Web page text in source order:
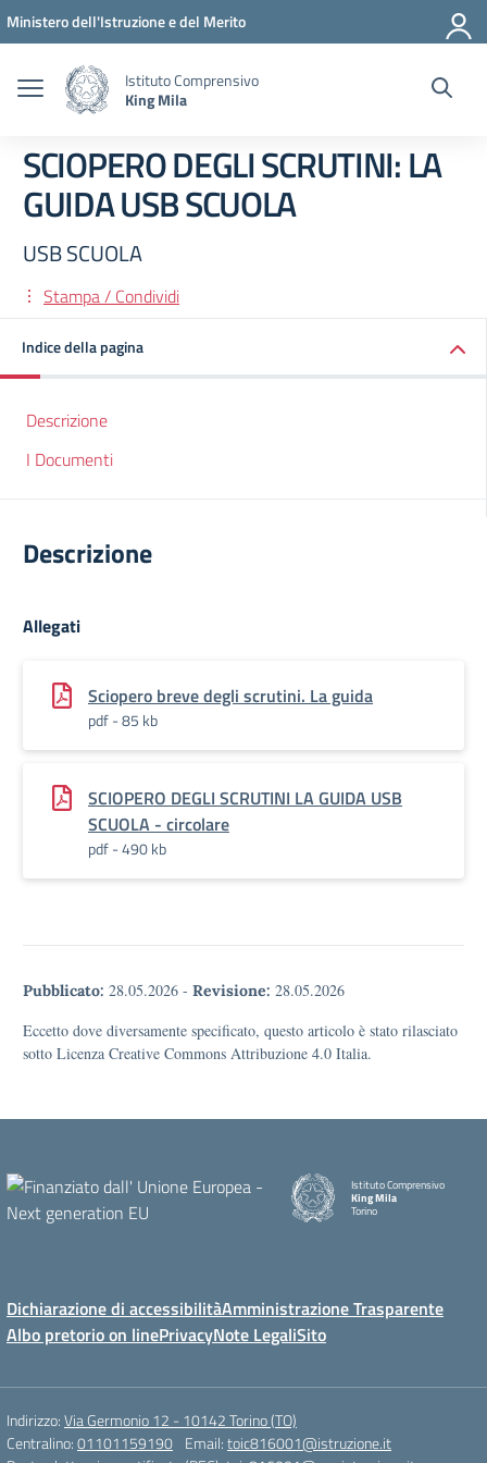
Vai ai contenuti
Vai al menu di navigazione
Vai al footer
Ministero dell'Istruzione e del Merito
Istituto Comprensivo
King Mila
SCIOPERO DEGLI SCRUTINI: LA
GUIDA USB SCUOLA
USB SCUOLA
Stampa / Condividi
Indice della pagina
Descrizione
I Documenti
Descrizione
Allegati
Sciopero breve degli scrutini. La guida
pdf - 85 kb
SCIOPERO DEGLI SCRUTINI LA GUIDA USB
SCUOLA - circolare
pdf - 490 kb
Pubblicato: 28.05.2026 - Revisione: 28.05.2026
Eccetto dove diversamente specificato, questo articolo è stato rilasciato
sotto Licenza Creative Commons Attribuzione 4.0 Italia.
Istituto Comprensivo
King Mila
Torino
Dichiarazione di accessibilitàAmministrazione Trasparente
Albo pretorio on linePrivacyNote LegaliSito
Indirizzo:Via Germonio 12 - 10142 Torino (TO)
Centralino:01101159190 Email:toic816001@istruzione.it